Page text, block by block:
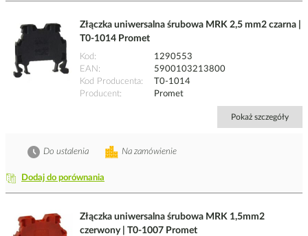
Złączka uniwersalna śrubowa MRK 2,5 mm2 czarna |
T0-1014 Promet
Kod
1290553
EAN
5900103213800
Kod Producenta
T0-1014
Producent
Promet
Pokaż szczegóły
Dodaj do porównania
Na zamówienie
Do ustalenia
Złączka uniwersalna śrubowa MRK 1,5mm2
czerwony | T0-1007 Promet